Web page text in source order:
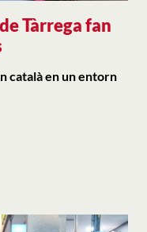
Tàrrega fan
català en un entorn